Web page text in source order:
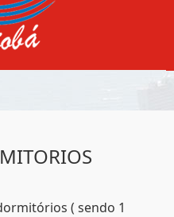
( sendo 1